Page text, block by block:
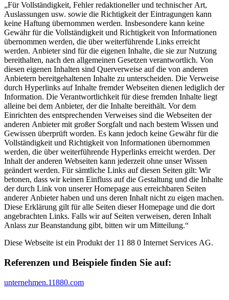
„Für Vollständigkeit, Fehler redaktioneller und technischer Art,
Auslassungen usw. sowie die Richtigkeit der Eintragungen kann
keine Haftung übernommen werden. Insbesondere kann keine
Gewähr für die Vollständigkeit und Richtigkeit von Informationen
übernommen werden, die über weiterführende Links erreicht
werden. Anbieter sind für die eigenen Inhalte, die sie zur Nutzung
bereithalten, nach den allgemeinen Gesetzen verantwortlich. Von
diesen eigenen Inhalten sind Querverweise auf die von anderen
Anbietern bereitgehaltenen Inhalte zu unterscheiden. Die Verweise
durch Hyperlinks auf Inhalte fremder Webseiten dienen lediglich der
Information. Die Verantwortlichkeit für diese fremden Inhalte liegt
alleine bei dem Anbieter, der die Inhalte bereithält. Vor dem
Einrichten des entsprechenden Verweises sind die Webseiten der
anderen Anbieter mit großer Sorgfalt und nach bestem Wissen und
Gewissen überprüft worden. Es kann jedoch keine Gewähr für die
Vollständigkeit und Richtigkeit von Informationen übernommen
werden, die über weiterführende Hyperlinks erreicht werden. Der
Inhalt der anderen Webseiten kann jederzeit ohne unser Wissen
geändert werden. Für sämtliche Links auf diesen Seiten gilt: Wir
betonen, dass wir keinen Einfluss auf die Gestaltung und die Inhalte
der durch Link von unserer Homepage aus erreichbaren Seiten
anderer Anbieter haben und uns deren Inhalt nicht zu eigen machen.
Diese Erklärung gilt für alle Seiten dieser Homepage und die dort
angebrachten Links. Falls wir auf Seiten verweisen, deren Inhalt
Anlass zur Beanstandung gibt, bitten wir um Mitteilung.“
Diese Webseite ist ein Produkt der 11 88 0 Internet Services AG.
Referenzen und Beispiele finden Sie auf:​
unternehmen.11880.com